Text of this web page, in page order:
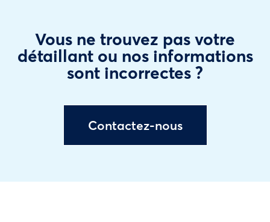
Vous ne trouvez pas votre
détaillant ou nos informations
sont incorrectes ?
Contactez-nous